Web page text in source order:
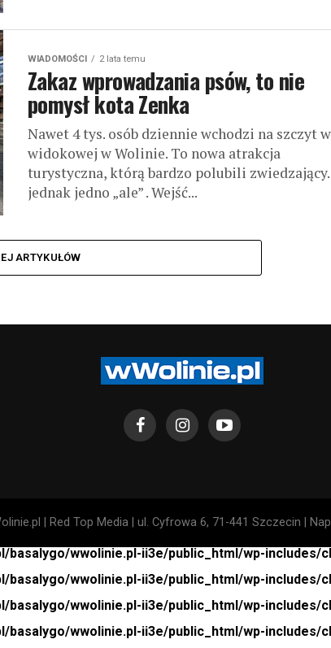
WIADOMOŚCI 2 lata temu
Zakaz wprowadzania psów, to nie
pomysł kota Zenka
Nawet 4 tys. osób dziennie wchodzi na szczyt
widokowej w Wolinie. To nowa atrakcja
turystyczna, którą bardzo polubili zwiedzający.
jednak jedno „ale” . Wejść...
ARTYKUŁÓW
| Red Top Media | ul. Cyfrowa 6, 71-441 Szczecin |
basalygo/wwolinie.pl-ii3e/public_html/wp-includes/
basalygo/wwolinie.pl-ii3e/public_html/wp-includes/
basalygo/wwolinie.pl-ii3e/public_html/wp-includes/
basalygo/wwolinie.pl-ii3e/public_html/wp-includes/